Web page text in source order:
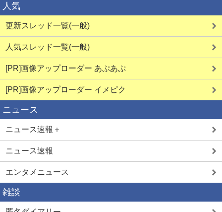
人気
更新スレッド一覧(一般)
人気スレッド一覧(一般)
[PR]画像アップローダー あぷあぷ
[PR]画像アップローダー イメピク
ニュース
ニュース速報＋
ニュース速報
エンタメニュース
雑談